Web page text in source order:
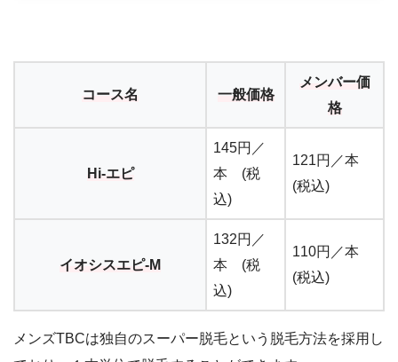
コース名 一般価格
メンバー価
格
Hi-エピ
145円／
本 (税
込)
121円／本
(税込)
イオシスエピ-M
132円／
本 (税
込)
110円／本
(税込)
メンズTBCは独自のスーパー脱毛という脱毛方法を採用し